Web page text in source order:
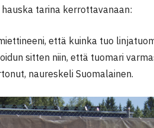
tarina kerrottavanaan:
että kuinka tuo
sitten niin, että tuomari
naureskeli Suomalainen.